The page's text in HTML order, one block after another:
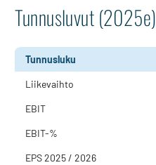
Tunnusluvut (2025e)
Tunnusluku
Liikevaihto
EBIT
EBIT-%
EPS 2025 / 2026